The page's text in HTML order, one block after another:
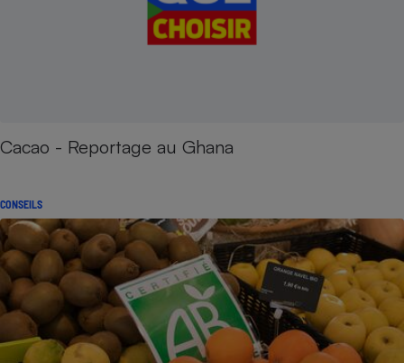
Cacao - Reportage au Ghana
CONSEILS